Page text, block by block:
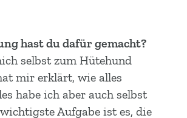
hast du dafür gemacht?
selbst zum Hütehund
mir erklärt, wie alles
habe ich aber auch selbst
Aufgabe ist es, die